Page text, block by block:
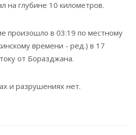
на глубине 10 километров.
произошло в 03:19 по местному
времени - ред.) в 17
от Боразджана.
и разрушениях нет.